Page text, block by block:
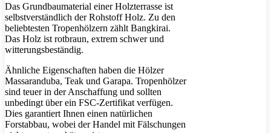
Das Grundbaumaterial einer Holzterrasse ist
selbstverständlich der Rohstoff Holz. Zu den
beliebtesten Tropenhölzern zählt Bangkirai.
Das Holz ist rotbraun, extrem schwer und
witterungsbeständig.
Ähnliche Eigenschaften haben die Hölzer
Massaranduba, Teak und Garapa. Tropenhölzer
sind teuer in der Anschaffung und sollten
unbedingt über ein FSC-Zertifikat verfügen.
Dies garantiert Ihnen einen natürlichen
Forstabbau, wobei der Handel mit Fälschungen